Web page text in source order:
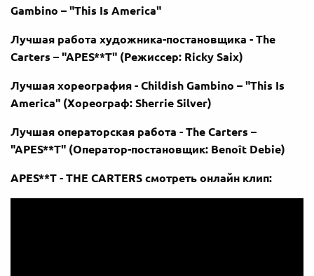
Gambino – "This Is America"
Лучшая работа художника-постановщика - The
Carters – "APES**T" (Режиссер: Ricky Saix)
Лучшая хореография - Childish Gambino – "This Is
America" (Хореограф: Sherrie Silver)
Лучшая операторская работа - The Carters –
"APES**T" (Оператор-постановщик: Benoît Debie)
APES**T - THE CARTERS смотреть онлайн клип: